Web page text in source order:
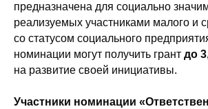
предназначена для социально
реализуемых участниками малого и
со статусом социального
номинации могут получить грант до
на развитие своей инициативы.
Участники номинации